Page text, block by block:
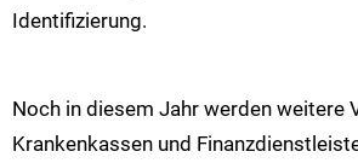
Identifizierung.
Noch in diesem Jahr werden weitere
Krankenkassen und